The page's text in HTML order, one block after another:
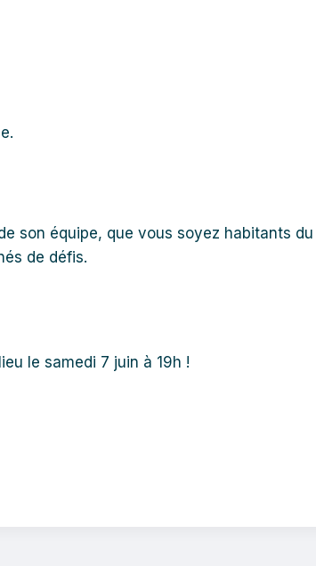
son équipe, que vous soyez habitants du
de défis.
le samedi 7 juin à 19h !